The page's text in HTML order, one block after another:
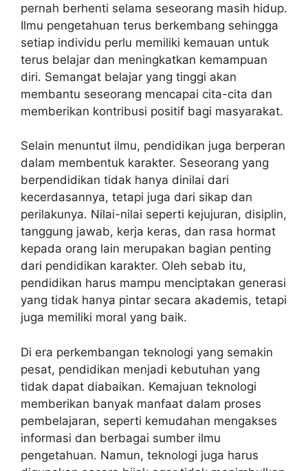
pernah berhenti selama seseorang masih hidup.
Ilmu pengetahuan terus berkembang sehingga
setiap individu perlu memiliki kemauan untuk
terus belajar dan meningkatkan kemampuan
diri. Semangat belajar yang tinggi akan
membantu seseorang mencapai cita-cita dan
memberikan kontribusi positif bagi masyarakat.
Selain menuntut ilmu, pendidikan juga berperan
dalam membentuk karakter. Seseorang yang
berpendidikan tidak hanya dinilai dari
kecerdasannya, tetapi juga dari sikap dan
perilakunya. Nilai-nilai seperti kejujuran, disiplin,
tanggung jawab, kerja keras, dan rasa hormat
kepada orang lain merupakan bagian penting
dari pendidikan karakter. Oleh sebab itu,
pendidikan harus mampu menciptakan generasi
yang tidak hanya pintar secara akademis, tetapi
juga memiliki moral yang baik.
Di era perkembangan teknologi yang semakin
pesat, pendidikan menjadi kebutuhan yang
tidak dapat diabaikan. Kemajuan teknologi
memberikan banyak manfaat dalam proses
pembelajaran, seperti kemudahan mengakses
informasi dan berbagai sumber ilmu
pengetahuan. Namun, teknologi juga harus